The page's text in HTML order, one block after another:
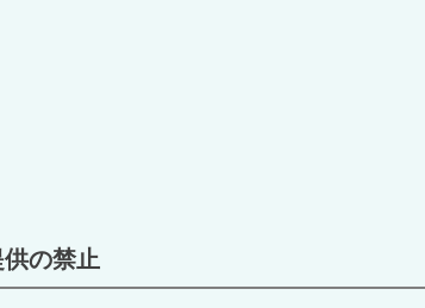
の禁止